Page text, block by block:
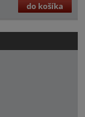
do košíka